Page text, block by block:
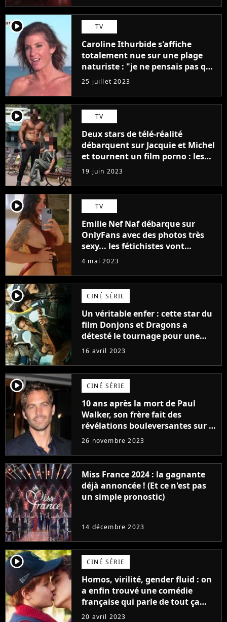
player2 TV
Caroline Ithurbide s'affiche
totalement nue sur une plage
naturiste : "je ne pensais pas que
j'arriverais à le faire..."
25 juillet 2023
player2 TV
Deux stars de télé-réalité
débarquent sur Jacquie et Michel
et tournent un film porno : les
premières images du tournage
(exclu)
19 juin 2023
player2 TV
Emilie Nef Naf débarque sur
OnlyFans avec des photos très
sexy... les fétichistes vont
prendre leur pied !
4 mai 2023
player2 CINÉ SÉRIE
Un véritable enfer : cette star du
film Donjons et Dragons a
détesté le tournage pour une
raison très spéciale
16 avril 2023
player2 CINÉ SÉRIE
10 ans après la mort de Paul
Walker, son frère fait des
révélations bouleversantes sur la
réaction des acteurs de Fast and
26 novembre 2023
Miss France 2024 : la gagnante
déjà annoncée ! (Et ce n'est pas
un simple pronostic)
14 décembre 2023
player2 CINÉ SÉRIE
Homos, virilité, gender fluid : on
a enfin trouvé une comédie
française qui parle de tout ça
sans être super ringarde
20 avril 2023